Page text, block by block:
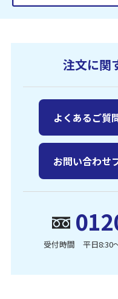
注文に関
受付時間 平日8:30
よくあるご質
お問い合わせ